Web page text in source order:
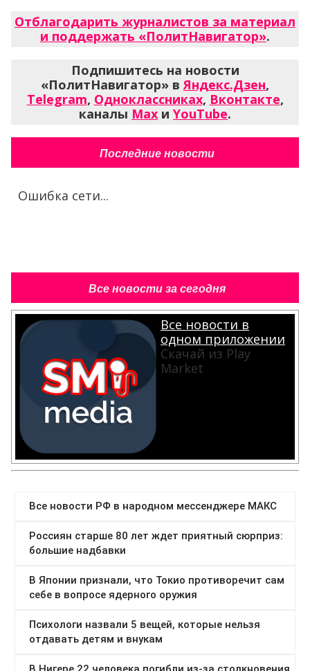
Отблагодарить журналистов за материал
и поддержать «ПолитНавигатор».
Подпишитесь на новости
«ПолитНавигатор» в Яндекс.Дзен,
Telegram, Одноклассниках, Вконтакте,
каналы Max и YouTube.
Последние новости
Ошибка сети...
Все новости за сегодня
Все новости в
одном приложении
Скачай из Play
Market